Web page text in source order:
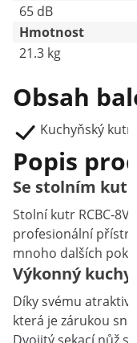
65 dB
Hmotnost
21.3 kg
Obsah
Kuchyňský kutr
Popis
Se stolním
Stolní kutr RCBC-
profesionální
mnoho dalších
Výkonný
Díky svému
která je zárukou